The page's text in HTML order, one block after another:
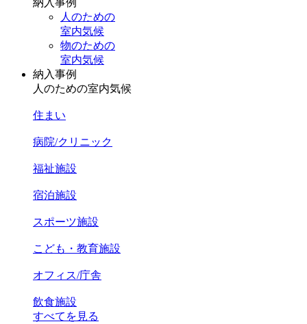
納入事例
人のための
室内気候
物のための
室内気候
納入事例
人のための室内気候
住まい
病院/クリニック
福祉施設
宿泊施設
スポーツ施設
こども・教育施設
オフィス/庁舎
飲食施設
すべてを見る